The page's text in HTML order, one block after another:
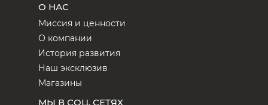
О НАС
Миссия и ценности
О компании
История развития
Наш эксклюзив
Магазины
МЫ В СОЦ. СЕТЯХ